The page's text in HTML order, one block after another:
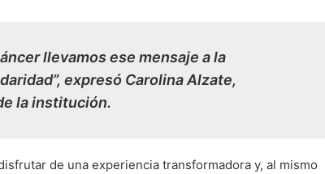
llevamos ese mensaje a la
expresó Carolina Alzate,
la institución.
de una experiencia transformadora y, al mismo